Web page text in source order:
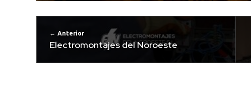
Anterior
Electromontajes del Noroeste